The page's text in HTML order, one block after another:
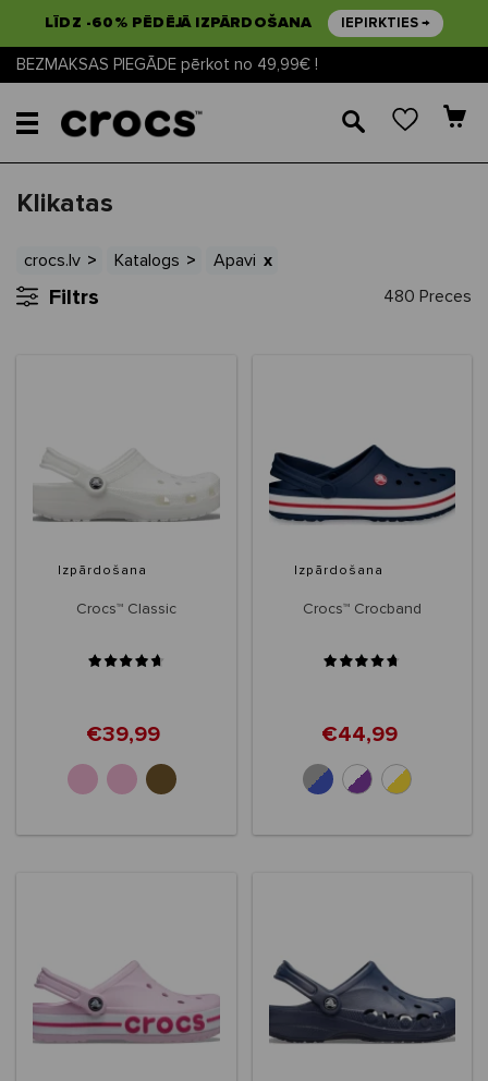
LĪDZ -60% PĒDĒJĀ IZPĀRDOŠANA IEPIRKTIES →
BEZMAKSAS PIEGĀDE pērkot no 49,99€ !
🔎
Klikatas
crocs.lv Katalogs Apavi
Filtrs 480 Preces
Izpārdošana
Crocs™ Classic
€39,99
Izpārdošana
Crocs™ Crocband
€44,99